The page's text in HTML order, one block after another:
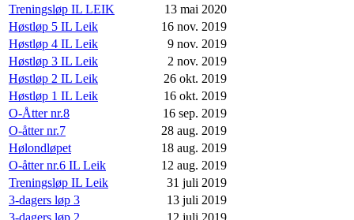
Treningsløp IL LEIK
13 mai 2020
Høstløp 5 IL Leik
16 nov. 2019
Høstløp 4 IL Leik
9 nov. 2019
Høstløp 3 IL Leik
2 nov. 2019
Høstløp 2 IL Leik
26 okt. 2019
Høstløp 1 IL Leik
16 okt. 2019
O-Åtter nr.8
16 sep. 2019
O-åtter nr.7
28 aug. 2019
Hølondløpet
18 aug. 2019
O-åtter nr.6 IL Leik
12 aug. 2019
Treningsløp IL Leik
31 juli 2019
3-dagers løp 3
13 juli 2019